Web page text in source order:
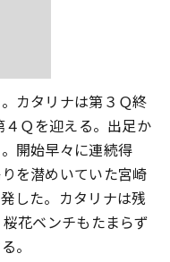
カタリナは第３Ｑ終
Ｑを迎える。出足か
開始早々に連続得
を潜めいていた宮崎
した。カタリナは残
花ベンチもたまらず
。